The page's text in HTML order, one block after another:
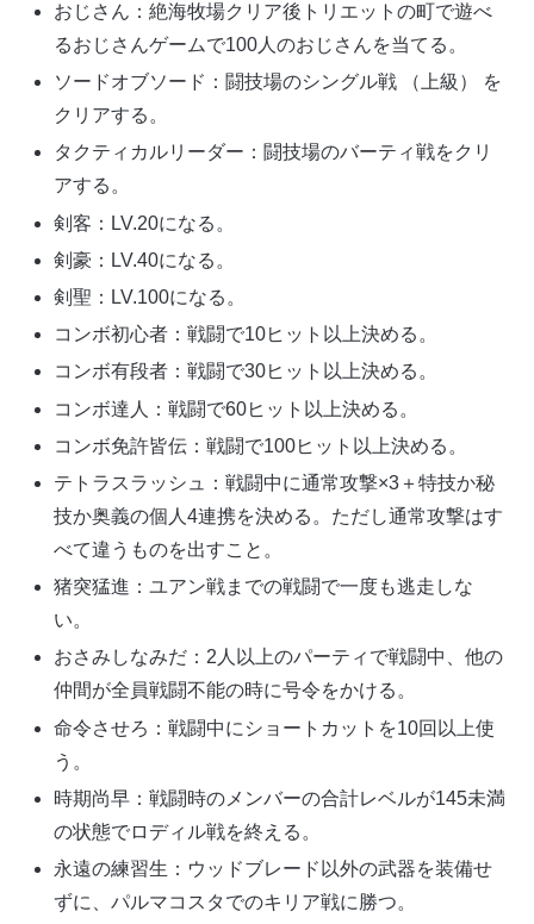
おじさん：絶海牧場クリア後トリエットの町で遊べ
るおじさんゲームで100人のおじさんを当てる。
ソードオブソード：闘技場のシングル戦 （上級） を
クリアする。
タクティカルリーダー：闘技場のバーティ戦をクリ
アする。
剣客：LV.20になる。
剣豪：LV.40になる。
剣聖：LV.100になる。
コンボ初心者：戦闘で10ヒット以上決める。
コンボ有段者：戦闘で30ヒット以上決める。
コンボ達人：戦闘で60ヒット以上決める。
コンボ免許皆伝：戦闘で100ヒット以上決める。
テトラスラッシュ：戦闘中に通常攻撃×3＋特技か秘
技か奥義の個人4連携を決める。ただし通常攻撃はす
べて違うものを出すこと。
猪突猛進：ユアン戦までの戦闘で一度も逃走しな
い。
おさみしなみだ：2人以上のパーティで戦闘中、他の
仲間が全員戦闘不能の時に号令をかける。
命令させろ：戦闘中にショートカットを10回以上使
う。
時期尚早：戦闘時のメンバーの合計レベルが145未満
の状態でロディル戦を終える。
永遠の練習生：ウッドブレード以外の武器を装備せ
ずに、パルマコスタでのキリア戦に勝つ。